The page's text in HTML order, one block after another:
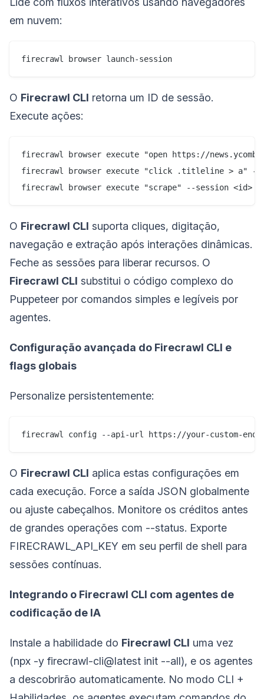
em nuvem:
firecrawl browser launch-session
O Firecrawl CLI retorna um ID de sessão.
Execute ações:
firecrawl browser execute "open https://
firecrawl browser execute "click .titleline > a" --
firecrawl browser execute "scrape" --session <id>
O Firecrawl CLI suporta cliques, digitação,
navegação e extração após interações dinâmicas.
Feche as sessões para liberar recursos. O
Firecrawl CLI substitui o código complexo do
Puppeteer por comandos simples e legíveis por
agentes.
Configuração avançada do Firecrawl CLI e
flags globais
Personalize persistentemente:
firecrawl config --api-url https://your-custom-
O Firecrawl CLI aplica estas configurações em
cada execução. Force a saída JSON globalmente
ou ajuste cabeçalhos. Monitore os créditos antes
de grandes operações com --status. Exporte
FIRECRAWL_API_KEY em seu perfil de shell para
sessões contínuas.
Integrando o Firecrawl CLI com agentes de
codificação de IA
Instale a habilidade do Firecrawl CLI uma vez
(npx -y firecrawl-cli@latest init --all), e os agentes
a descobrirão automaticamente. No modo CLI +